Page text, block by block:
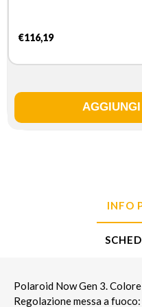
€116,19
INFO
Polaroid Now Gen 3.
Regolazione messa a